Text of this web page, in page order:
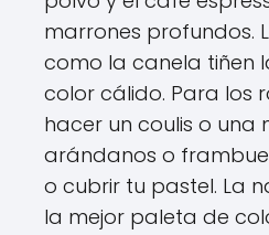
marrones profundos.
como la canela tiñen
color cálido. Para los
hacer un coulis o una
arándanos o
o cubrir tu pastel. La
la mejor paleta de